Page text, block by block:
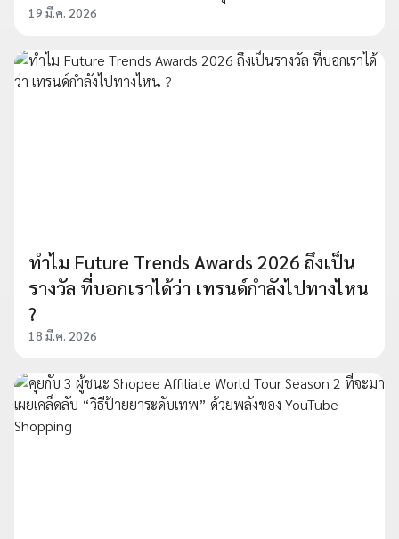
19 มี.ค. 2026
ทำไม Future Trends Awards 2026 ถึงเป็น
รางวัล ที่บอกเราได้ว่า เทรนด์กำลังไปทางไหน
?
18 มี.ค. 2026